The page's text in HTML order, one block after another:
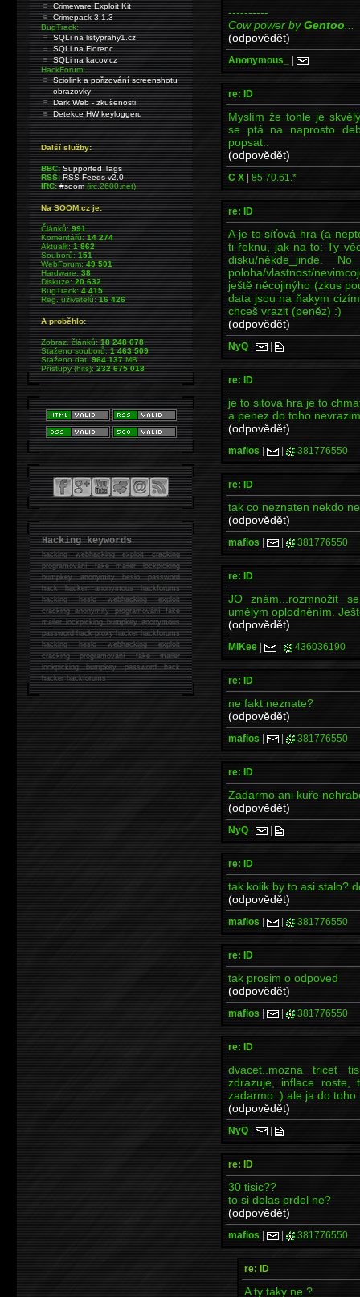
----------
Cow power byGentoo
(odpovědět)
Anonymous_ |
re: ID
Myslím že tohle je
se ptá na naprosto
popsat..
(odpovědět)
C X | 85.70.61.*
re: ID
A je to síťová hra (a
ti řeknu, jak na to: Ty
disku/
poloha/vlastnost/
ještě něcojinýho (zkus
data jsou na ňakym
chceš vrazit (peněz) :)
(odpovědět)
NyQ | |
re: ID
je to sitova hra je to
a penez do toho
(odpovědět)
mafios | | 381776550
re: ID
tak co neznaten nekdo
(odpovědět)
mafios | | 381776550
re: ID
JO znám...rozmnožit
umělým oplodněním.
(odpovědět)
MiKee | | 436036190
re: ID
ne fakt neznate?
(odpovědět)
mafios | | 381776550
re: ID
Zadarmo ani kuře
(odpovědět)
NyQ | |
re: ID
tak kolik by to asi stalo?
(odpovědět)
mafios | | 381776550
re: ID
tak prosim o odpoved
(odpovědět)
mafios | | 381776550
re: ID
dvacet..mozna tricet
zdrazuje, inflace
zadarmo :) ale ja do
(odpovědět)
NyQ | |
re: ID
30 tisic??
to si delas prdel ne?
(odpovědět)
mafios | | 381776550
re: ID
A ty taky ne ?
Crimeware Exploit Kit
Crimepack 3.1.3
BugTrack:
SQLi na listyprahy1.cz
SQLi na Florenc
SQLi na kacov.cz
HackForum:
Sciolink a pořizování screenshotu
obrazovky
Dark Web - zkušenosti
Detekce HW keyloggeru
Další služby:
BBC: Supported Tags
RSS: RSS Feeds v2.0
IRC: #soom(irc.2600.net)
Na SOOM.cz je:
Článků:991
Komentářů:14 274
Aktualit:1 862
Souborů:151
WebForum:49 501
Hardware:38
Diskuze:20 632
BugTrack:4 415
Reg. uživatelů:16 426
A proběhlo:
Zobraz. článků:18 248 678
Staženo souborů:1 463 509
Staženo dat:964 137MB
Přístupy (hits):232 675 018
Hacking keywords
hackingwebhacking exploit cracking
programování fake mailer lockpicking
bumpkey anonymity heslo password
hackhacker anonymous hackforums
hackingheslo webhacking exploit
cracking anonymity programování fake
mailer lockpicking bumpkey anonymous
password hack proxy hacker hackforums
hacking heslo webhacking exploit
cracking programování fake mailer
lockpicking bumpkey password hack
hackerhackforums